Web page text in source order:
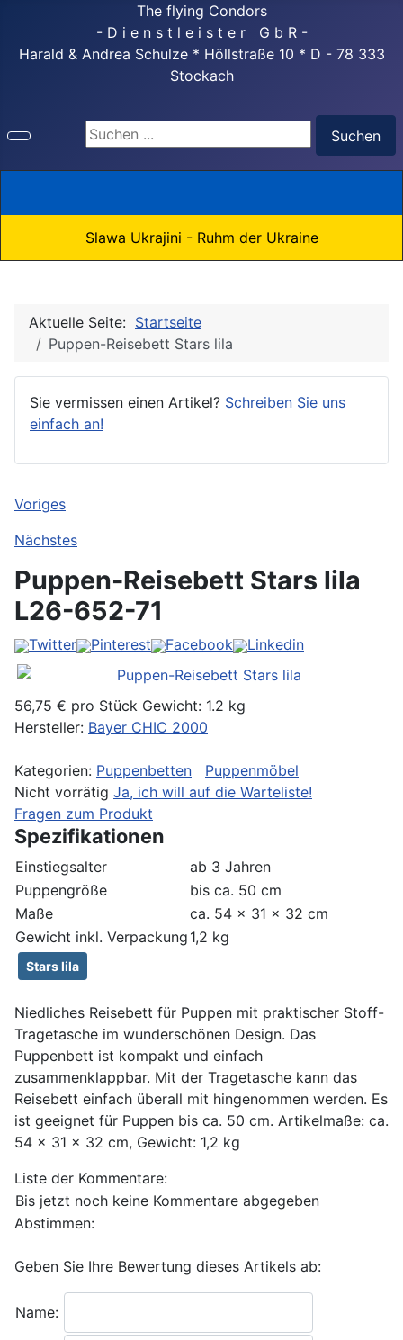
The flying Condors
- D i e n s t l e i s t e r G b R -
Harald & Andrea Schulze * Höllstraße 10 * D - 78 333
Stockach
Suchen ...
Suchen
Slawa Ukrajini - Ruhm der Ukraine
Aktuelle Seite: Startseite
Puppen-Reisebett Stars lila
Sie vermissen einen Artikel? Schreiben Sie uns
einfach an!
Voriges
Nächstes
Puppen-Reisebett Stars lila
L26-652-71
Twitter Pinterest Facebook Linkedin
56,75 € pro Stück Gewicht: 1.2 kg
Hersteller: Bayer CHIC 2000
Kategorien: Puppenbetten
Puppenmöbel
Nicht vorrätig Ja, ich will auf die Warteliste!
Fragen zum Produkt
Spezifikationen
Einstiegsalter
ab 3 Jahren
Puppengröße
bis ca. 50 cm
Maße
ca. 54 x 31 x 32 cm
Gewicht inkl. Verpackung 1,2 kg
Stars lila
Niedliches Reisebett für Puppen mit praktischer Stoff-
Tragetasche im wunderschönen Design. Das
Puppenbett ist kompakt und einfach
zusammenklappbar. Mit der Tragetasche kann das
Reisebett einfach überall mit hingenommen werden. Es
ist geeignet für Puppen bis ca. 50 cm. Artikelmaße: ca.
54 x 31 x 32 cm, Gewicht: 1,2 kg
Liste der Kommentare:
Bis jetzt noch keine Kommentare abgegeben
Abstimmen:
Geben Sie Ihre Bewertung dieses Artikels ab:
Name: